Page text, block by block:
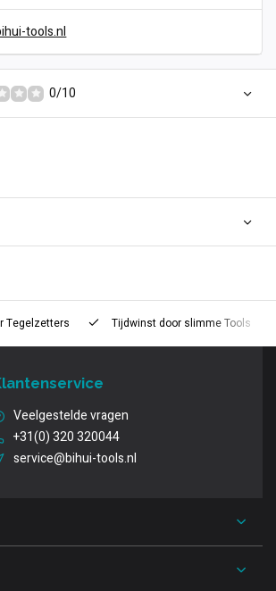
tools.nl
0/10
Tegelzetters Tijdwinst door slimme Tools
Veelgestelde vragen
+31(0) 320 320044
service@bihui-tools.nl